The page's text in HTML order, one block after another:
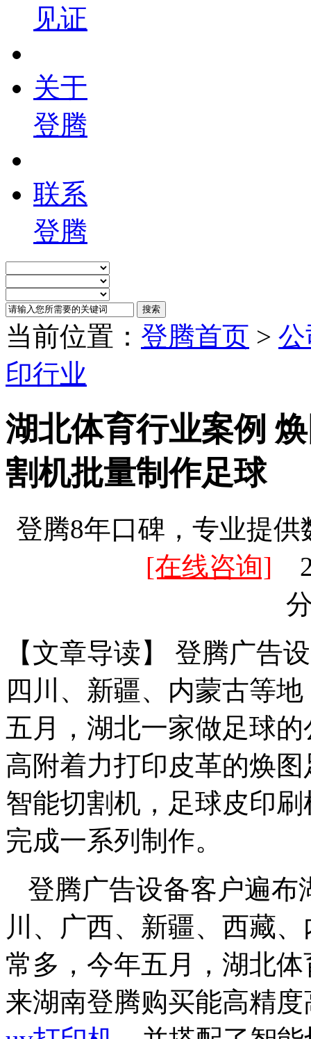
见证
关于
登腾
联系
登腾
当前位置： 登腾首页 >
印行业
湖北体育行业案例
割机批量制作足球
登腾8年口碑，专业提
[在线咨询]
【文章导读】 登腾广告
四川、新疆、内蒙古等
五月，湖北一家做足球
高附着力打印皮革的焕
智能切割机，足球皮印
完成一系列制作。
登腾广告设备客户遍布
川、广西、新疆、西藏
常多，今年五月，湖北
来湖南登腾购买能高精